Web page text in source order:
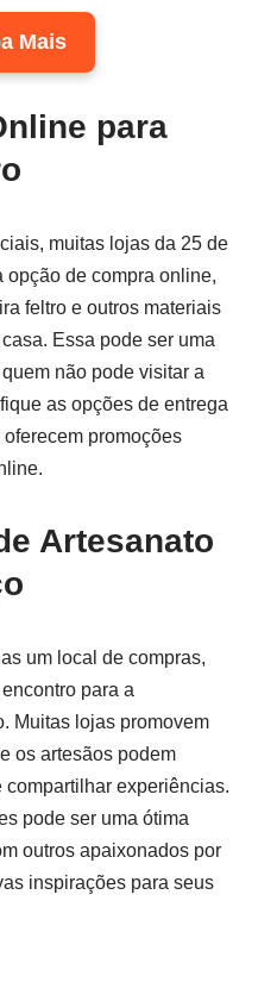
Mais
para
muitas lojas da 25 de
opção de compra online,
feltro e outros materiais
Essa pode ser uma
não pode visitar a
as opções de entrega
promoções
Artesanato
um local de compras,
para a
Muitas lojas promovem
os artesãos podem
experiências.
pode ser uma ótima
outros apaixonados por
inspirações para seus